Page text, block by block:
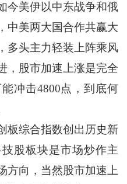
今美伊以中东战争和俄
中美两大国合作共赢大
多头主力轻装上阵乘风
，股市加速上涨是完全
冲击4800点，到底何
综合指数创出历史新
股板块是市场炒作主
方向，当然股市加速上